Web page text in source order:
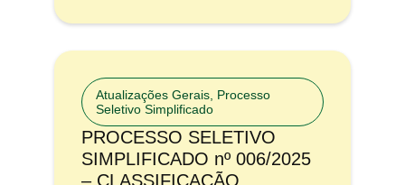
Atualizações Gerais Processo
Seletivo Simplificado
PROCESSO SELETIVO
SIMPLIFICADO nº 006/2025
– CLASSIFICAÇÃO